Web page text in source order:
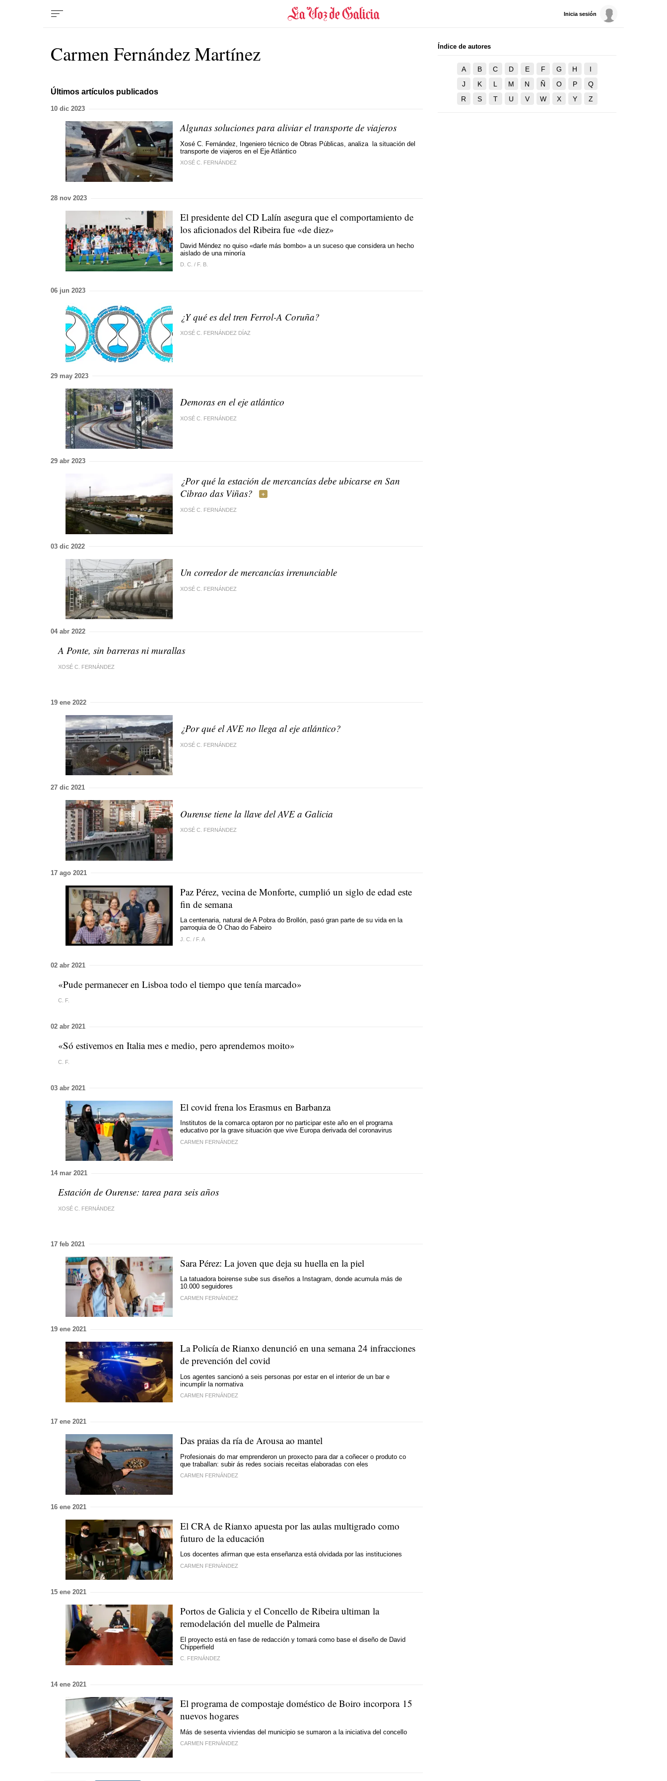
Inicia sesión
Carmen Fernández Martínez
Últimos artículos publicados
10 dic 2023
Algunas soluciones para aliviar el transporte de viajeros
Xosé C. Fernández, Ingeniero técnico de Obras Públicas, analiza la situación del
transporte de viajeros en el Eje Atlántico
XOSÉ C. FERNÁNDEZ
28 nov 2023
El presidente del CD Lalín asegura que el comportamiento de
los aficionados del Ribeira fue «de diez»
David Méndez no quiso «darle más bombo» a un suceso que considera un hecho
aislado de una minoría
D. C. / F. B.
06 jun 2023
¿Y qué es del tren Ferrol-A Coruña?
XOSÉ C. FERNÁNDEZ DÍAZ
29 may 2023
Demoras en el eje atlántico
XOSÉ C. FERNÁNDEZ
29 abr 2023
¿Por qué la estación de mercancías debe ubicarse en San
Cibrao das Viñas?
XOSÉ C. FERNÁNDEZ
03 dic 2022
Un corredor de mercancías irrenunciable
XOSÉ C. FERNÁNDEZ
04 abr 2022
A Ponte, sin barreras ni murallas
XOSÉ C. FERNÁNDEZ
19 ene 2022
¿Por qué el AVE no llega al eje atlántico?
XOSÉ C. FERNÁNDEZ
27 dic 2021
Ourense tiene la llave del AVE a Galicia
XOSÉ C. FERNÁNDEZ
17 ago 2021
Paz Pérez, vecina de Monforte, cumplió un siglo de edad este
fin de semana
La centenaria, natural de A Pobra do Brollón, pasó gran parte de su vida en la
parroquia de O Chao do Fabeiro
J. C. / F. A
02 abr 2021
«Pude permanecer en Lisboa todo el tiempo que tenía marcado»
C. F.
02 abr 2021
«Só estivemos en Italia mes e medio, pero aprendemos moito»
C. F.
03 abr 2021
El covid frena los Erasmus en Barbanza
Institutos de la comarca optaron por no participar este año en el programa
educativo por la grave situación que vive Europa derivada del coronavirus
CARMEN FERNÁNDEZ
14 mar 2021
Estación de Ourense: tarea para seis años
XOSÉ C. FERNÁNDEZ
17 feb 2021
Sara Pérez: La joven que deja su huella en la piel
La tatuadora boirense sube sus diseños a Instagram, donde acumula más de
10.000 seguidores
CARMEN FERNÁNDEZ
19 ene 2021
La Policía de Rianxo denunció en una semana 24 infracciones
de prevención del covid
Los agentes sancionó a seis personas por estar en el interior de un bar e
incumplir la normativa
CARMEN FERNÁNDEZ
17 ene 2021
Das praias da ría de Arousa ao mantel
Profesionais do mar emprenderon un proxecto para dar a coñecer o produto co
que traballan: subir ás redes sociais receitas elaboradas con eles
CARMEN FERNÁNDEZ
16 ene 2021
El CRA de Rianxo apuesta por las aulas multigrado como
futuro de la educación
Los docentes afirman que esta enseñanza está olvidada por las instituciones
CARMEN FERNÁNDEZ
15 ene 2021
Portos de Galicia y el Concello de Ribeira ultiman la
remodelación del muelle de Palmeira
El proyecto está en fase de redacción y tomará como base el diseño de David
Chipperfield
C. FERNÁNDEZ
14 ene 2021
El programa de compostaje doméstico de Boiro incorpora 15
nuevos hogares
Más de sesenta viviendas del municipio se sumaron a la iniciativa del concello
CARMEN FERNÁNDEZ
Índice de autores
A B C D E F G H
I
J
K L M N Ñ O P
Q
R
S T U V W X Y Z